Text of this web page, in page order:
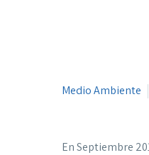
Medio Ambiente
En Septiembre